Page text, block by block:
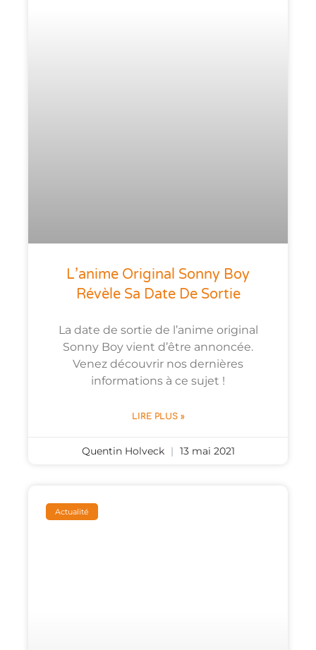
L’anime Original Sonny Boy
Révèle Sa Date De Sortie
La date de sortie de l’anime original
Sonny Boy vient d’être annoncée.
Venez découvrir nos dernières
informations à ce sujet !
LIRE PLUS »
Quentin Holveck 13 mai 2021
Actualité